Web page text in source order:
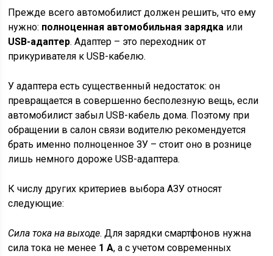
Прежде всего автомобилист должен решить, что ему
нужно: полноценная автомобильная зарядка или
USB-адаптер. Адаптер – это переходник от
прикуривателя к USB-кабелю.
У адаптера есть существенный недостаток: он
превращается в совершенно бесполезную вещь, если
автомобилист забыл USB-кабель дома. Поэтому при
обращении в салон связи водителю рекомендуется
брать именно полноценное ЗУ – стоит оно в рознице
лишь немного дороже USB-адаптера.
К числу других критериев выбора АЗУ относят
следующие:
Сила тока на выходе. Для зарядки смартфонов нужна
сила тока не менее 1 А, а с учетом современных